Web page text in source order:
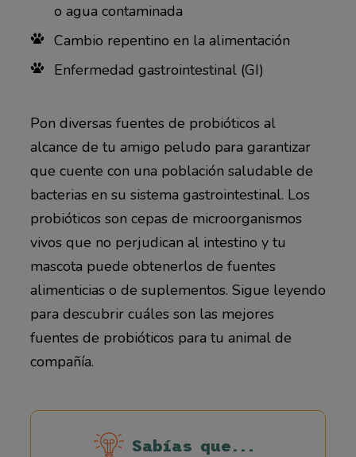
o agua contaminada
Cambio repentino en la alimentación
Enfermedad gastrointestinal (GI)
Pon diversas fuentes de probióticos al
alcance de tu amigo peludo para garantizar
que cuente con una población saludable de
bacterias en su sistema gastrointestinal. Los
probióticos son cepas de microorganismos
vivos que no perjudican al intestino y tu
mascota puede obtenerlos de fuentes
alimenticias o de suplementos. Sigue leyendo
para descubrir cuáles son las mejores
fuentes de probióticos para tu animal de
compañía.
Sabías que...